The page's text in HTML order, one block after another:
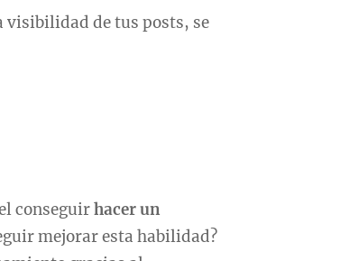
visibilidad de tus posts, se
conseguirhacer un
mejorar esta habilidad?